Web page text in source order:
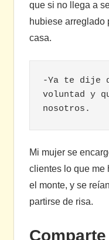
que si no llega a
hubiese arreglado
casa.
-Ya te dije
voluntad y
nosotros.
Mi mujer se
clientes lo que me
el monte, y se
partirse de risa.